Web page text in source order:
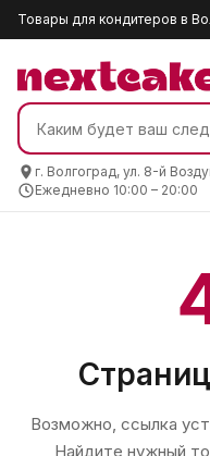
Товары для кондитеров в
г. Волгоград, ул. 8-й
Ежедневно 10:00 – 20:00
Возможно, ссылка
Найдите нужный